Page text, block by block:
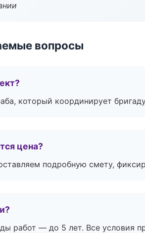
вопросы
который координирует
цена?
подробную смету,
работ — до 5 лет. Все условия